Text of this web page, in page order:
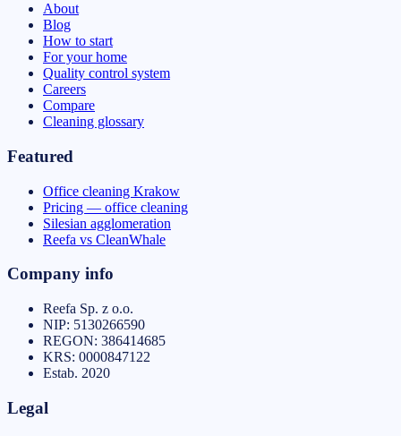
About
Blog
How to start
For your home
Quality control system
Careers
Compare
Cleaning glossary
Featured
Office cleaning Krakow
Pricing — office cleaning
Silesian agglomeration
Reefa vs CleanWhale
Company info
Reefa Sp. z o.o.
NIP: 5130266590
REGON: 386414685
KRS: 0000847122
Estab. 2020
Legal